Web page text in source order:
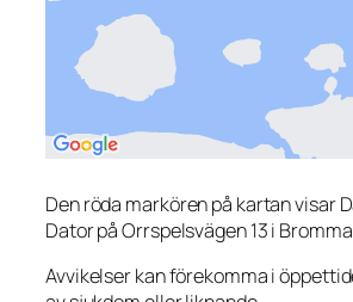
Den röda markören på kartan visar
Dator på Orrspelsvägen 13 i
Avvikelser kan förekomma i